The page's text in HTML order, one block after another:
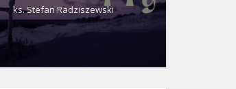
ks. Stefan Radziszewski